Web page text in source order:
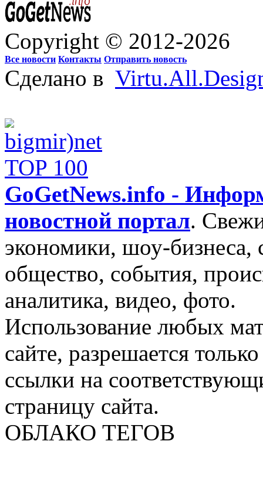
Copyright © 2012-2026
Все новости Контакты Отправить новость
Сделано в
GoGetNews.info -
новостной портал.
экономики, шоу-бизнеса,
общество, события,
аналитика, видео, фото.
Использование любых
сайте, разрешается
ссылки на
страницу сайта.
ОБЛАКО ТЕГОВ